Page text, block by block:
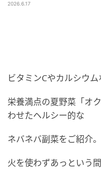
2026.6.17
ビタミンCやカルシウム
栄養満点の夏野菜「オ
わせたヘルシー的な
ネバネバ副菜をご紹介。
火を使わずあっという